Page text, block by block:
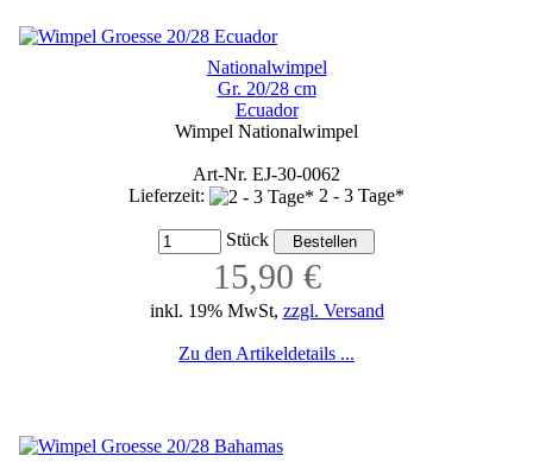
Nationalwimpel
Gr. 20/28 cm
Ecuador
Wimpel Nationalwimpel
Art-Nr. EJ-30-0062
Lieferzeit:
2 - 3 Tage*
Stück
15,90 €
inkl. 19% MwSt, zzgl. Versand
Zu den Artikeldetails ...